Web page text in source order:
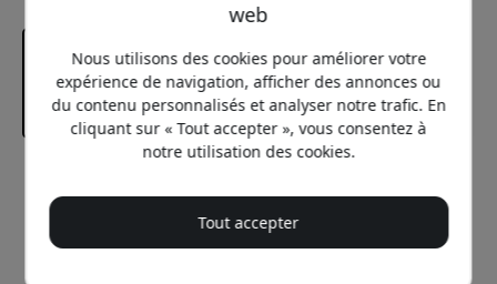
64.99 EUR
web
Nous utilisons des cookies pour améliorer votre
expérience de navigation, afficher des annonces ou
du contenu personnalisés et analyser notre trafic. En
cliquant sur « Tout accepter », vous consentez à
notre utilisation des cookies.
Tout accepter